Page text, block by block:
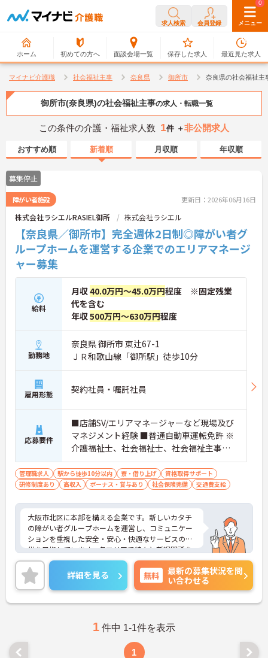
求人検索 会員登録 メニュー
ホーム 初めての方へ 面談会場一覧
0
保存した求人
0
最近見た求人
マイナビ介護職 社会福祉主事 奈良県 御所市 奈良県の社会福祉主
御所市(奈良県)の社会福祉主事の求人・転職一覧
この条件の介護・福祉求人数 1件 ＋非公開求人
おすすめ順 新着順 月収順 年収順
募集停止
障がい者施設 更新日：2026年06月16日
株式会社ラシエルRASIEL御所 株式会社ラシエル
【奈良県／御所市】完全週休2日制◎障がい者グ
ループホームを運営する企業でのエリアマネージ
ャー募集
給料
月収40.0万円～45.0万円程度 ※固定残業
代を含む
年収500万円～630万円程度
勤務地
奈良県 御所市 東辻67-1
ＪＲ和歌山線「御所駅」徒歩10分
雇用形態 契約社員・嘱託社員
応募要件
■店舗SV/エリアマネージャーなど現場及び
マネジメント経験 ■普通自動車運転免許 ※
介護福祉士、社会福祉士、社会福祉主事、
精神保健福祉士、サービス管理責任者、社
会福祉主事任用資格等歓迎
管理職求人 駅から徒歩10分以内 寮・借り上げ
資格取得サポート
研修制度あり
高収入 ボーナス・賞与あり 社会保険完備 交通費支給
大阪市北区に本部を構える企業です。新しいカタチ
の障がい者グループホームを運営し、コミュニケー
ションを重視した安全・安心・快適なサービスの提
供を目指しています。各エリアで続々と新規開所を
している成長企業で働きませんか？ご興味のある方
には、面接対策ポイントなど、さらに詳細をお話し
いたしますのでお気軽にご相談ください！
詳細を見る 無料
最新の募集状況を問
い合わせる
1 件中 1-1件を表示
1